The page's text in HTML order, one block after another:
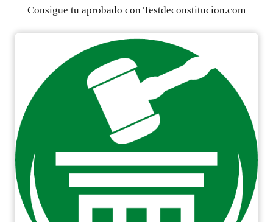
Consigue tu aprobado con Testdeconstitucion.com